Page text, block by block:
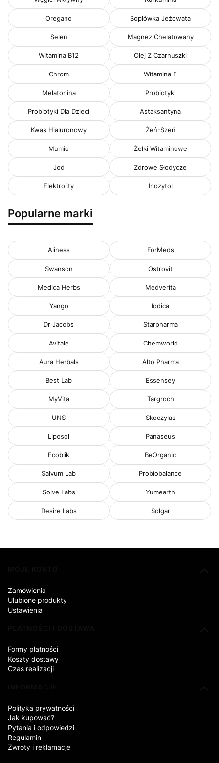
Oregano Soplówka Jeżowata
Selen Magnez Chelatowany
Witamina B12 Olej Z Czarnuszki
Chrom Witamina E
Melatonina Probiotyki
Probiotyki Dla Dzieci Astaksantyna
Kwas Hialuronowy Żeń-Szeń
Mumio Żelki Witaminowe
Jod Zdrowe Słodycze
Elektrolity Inozytol
Popularne marki
Aliness ForMeds
Swanson Ostrovit
Medica Herbs Medverita
Yango Iodica
Dr Jacobs Starpharma
Avitale Chemworld
Aura Herbals Alto Pharma
Best Lab Essensey
MyVita Targroch
UNS Skoczylas
Liposol Panaseus
Ecoblik BeOrganic
Salvum Lab Probiobalance
Solve Labs Yumearth
Desire Labs Solgar
Zamówienia
Ulubione produkty
Ustawienia
Formy płatności
Koszty dostawy
Czas realizacji
Polityka prywatności
Jak kupować?
Pytania i odpowiedzi
Regulamin
Zwroty i reklamacje